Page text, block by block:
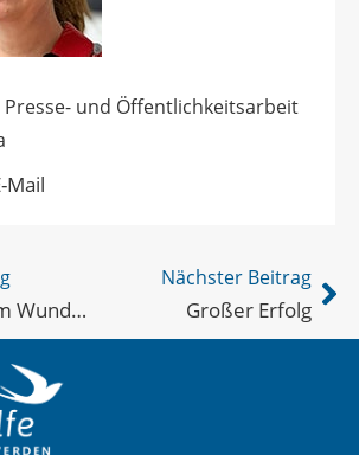
und Öffentlichkeitsarbeit
Mail
Lebenshilfe im Wunderland
Nächster Beitrag
Großer Erfolg